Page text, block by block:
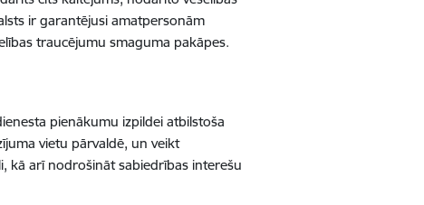
ir garantējusi amatpersonām
traucējumu smaguma pakāpes.
pienākumu izpildei atbilstoša
vietu pārvaldē, un veikt
kā arī nodrošināt sabiedrības interešu